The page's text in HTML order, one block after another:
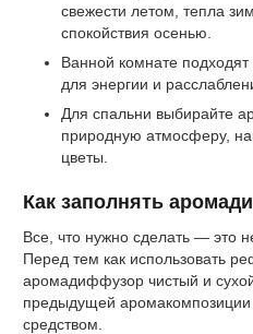
свежести летом, тепла
спокойствия осенью.
Ванной комнате
для энергии и
Для спальни выбирайте
природную атмосферу,
цветы.
Как заполнять
Все, что нужно сделать — это
Перед тем как использовать
аромадиффузор чистый и
предыдущей аромакомпозиции
средством.